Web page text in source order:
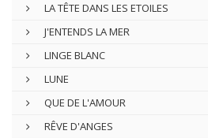
LA TÊTE DANS LES ETOILES
J'ENTENDS LA MER
LINGE BLANC
LUNE
QUE DE L'AMOUR
RÊVE D'ANGES